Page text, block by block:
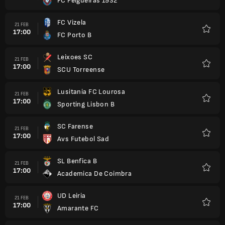
21 FEB
17:00
FC Vizela
FC Porto B
21 FEB
17:00
Leixoes SC
SCU Torreense
21 FEB
17:00
Lusitania FC Lourosa
Sporting Lisbon B
21 FEB
17:00
SC Farense
Avs Futebol Sad
21 FEB
17:00
SL Benfica B
Academica De Coimbra
21 FEB
17:00
UD Leiria
Amarante FC